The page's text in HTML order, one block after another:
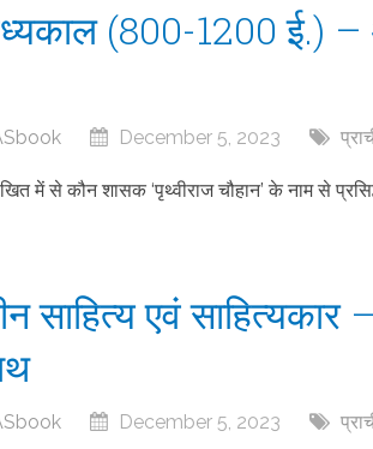
(800-1200 ई.) –
December 5, 2023
में से कौन शासक ‘पृथ्वीराज चौहान’ के नाम से
साहित्य एवं साहित्यकार
December 5, 2023